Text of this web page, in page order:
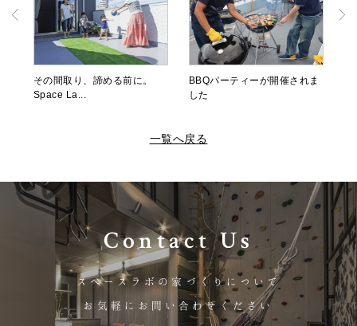
その間取り、諦める前に。
Space La...
BBQパーティーが開催されま
した
一覧へ戻る
Contact Us
スペースラボの家づくりについて
お気軽にお問い合わせください